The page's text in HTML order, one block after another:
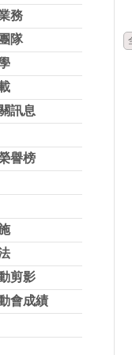
務
隊
訊息
譽榜
剪影
會成績